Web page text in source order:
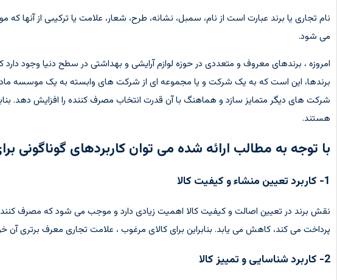
نام تجاری یا برند عبارت است از نام، سمبل، نشانه، طرح، شعار، علامت یا ترکیبی از
می شود.
امروزه ، برندهای معروف و متعددی در حوزه لوازم آرایشی و بهداشتی در سطح دنیا وجود
برندها، این است که به یک شرکت و یا مجموعه ای از شرکت های وابسته به یک موسسه
شرکت های دیگر متمایز سازد و هماهنگ با آن قدرت انتخاب مصرف کننده را افزایش دهد.
هستند.
با توجه به مطالب ارائه شده می توان کاربردهای گوناگونی
1- کاربرد تعیین منشاء و کیفیت کالا
نقش برند در تعیین اصالت و کیفیت کالا اهمیت زیادی دارد و موجب می شود که مصرف
پرداخت می کند، کاهش می یابد. بنابراین برای کالای مرغوب ، علامت تجاری معرف برتری آن
2- کاربرد شناسایی و تمییز کالا